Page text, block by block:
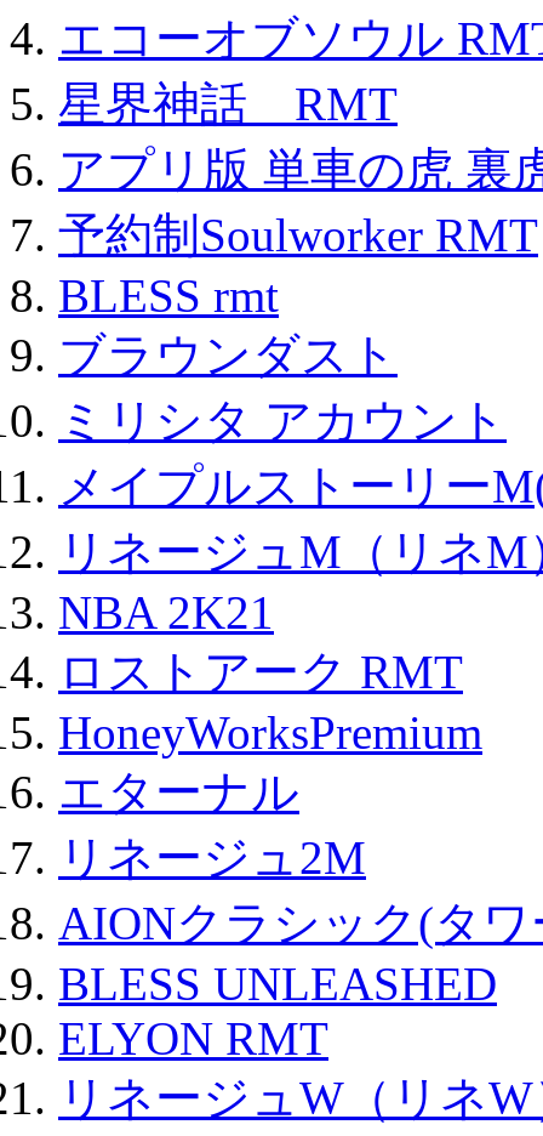
エコーオブソウル
星界神話 RMT
アプリ版 単車の虎 裏
予約制Soulworker RMT
BLESS rmt
ブラウンダスト
ミリシタ アカウント
メイプルストーリー
リネージュM（リネM
NBA 2K21
ロストアーク RMT
HoneyWorksPremium
エターナル
リネージュ2M
AIONクラシック(タ
BLESS UNLEASHED
ELYON RMT
リネージュW（リネ